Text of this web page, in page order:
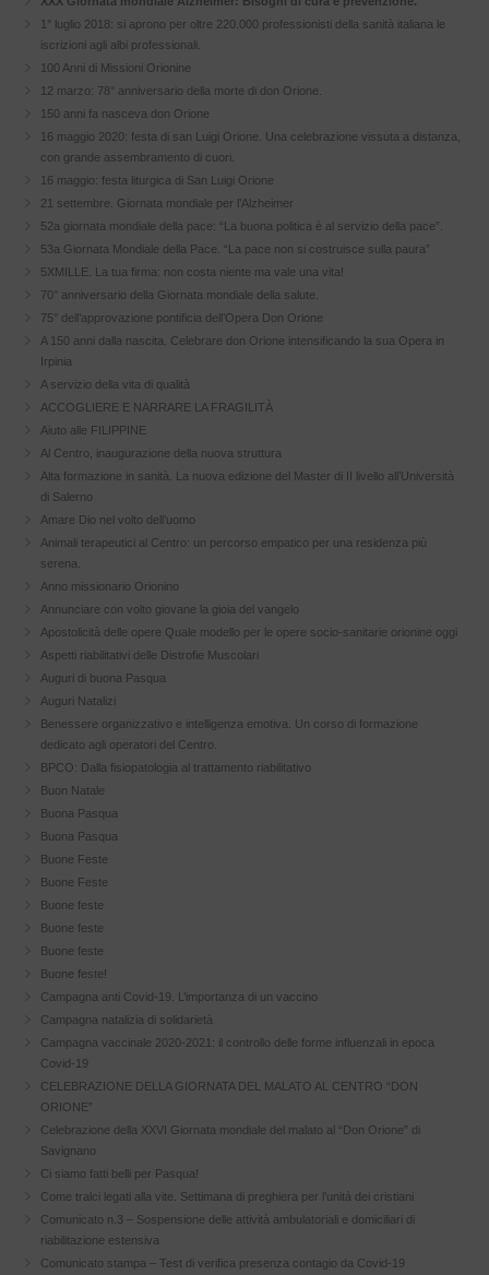
1° luglio 2018: si aprono per oltre 220.000 professionisti della sanità italiana le
iscrizioni agli albi professionali.
100 Anni di Missioni Orionine
12 marzo: 78° anniversario della morte di don Orione.
150 anni fa nasceva don Orione
16 maggio 2020: festa di san Luigi Orione. Una celebrazione vissuta a distanza,
con grande assembramento di cuori.
16 maggio: festa liturgica di San Luigi Orione
21 settembre. Giornata mondiale per l’Alzheimer
52a giornata mondiale della pace: “La buona politica è al servizio della pace”.
53a Giornata Mondiale della Pace. “La pace non si costruisce sulla paura”
5XMILLE. La tua firma: non costa niente ma vale una vita!
70° anniversario della Giornata mondiale della salute.
75° dell’approvazione pontificia dell’Opera Don Orione
A 150 anni dalla nascita. Celebrare don Orione intensificando la sua Opera in
Irpinia
A servizio della vita di qualità
ACCOGLIERE E NARRARE LA FRAGILITÀ
Aiuto alle FILIPPINE
Al Centro, inaugurazione della nuova struttura
Alta formazione in sanità. La nuova edizione del Master di II livello all’Università
di Salerno
Amare Dio nel volto dell’uomo
Animali terapeutici al Centro: un percorso empatico per una residenza più
serena.
Anno missionario Orionino
Annunciare con volto giovane la gioia del vangelo
Apostolicità delle opere Quale modello per le opere socio-sanitarie orionine oggi
Aspetti riabilitativi delle Distrofie Muscolari
Auguri di buona Pasqua
Auguri Natalizi
Benessere organizzativo e intelligenza emotiva. Un corso di formazione
dedicato agli operatori del Centro.
BPCO: Dalla fisiopatologia al trattamento riabilitativo
Buon Natale
Buona Pasqua
Buona Pasqua
Buone Feste
Buone Feste
Buone feste
Buone feste
Buone feste
Buone feste!
Campagna anti Covid-19. L’importanza di un vaccino
Campagna natalizia di solidarietà
Campagna vaccinale 2020-2021: il controllo delle forme influenzali in epoca
Covid-19
CELEBRAZIONE DELLA GIORNATA DEL MALATO AL CENTRO “DON
ORIONE”
Celebrazione della XXVI Giornata mondiale del malato al “Don Orione” di
Savignano
Ci siamo fatti belli per Pasqua!
Come tralci legati alla vite. Settimana di preghiera per l’unità dei cristiani
Comunicato n.3 – Sospensione delle attività ambulatoriali e domiciliari di
riabilitazione estensiva
Comunicato stampa – Test di verifica presenza contagio da Covid-19